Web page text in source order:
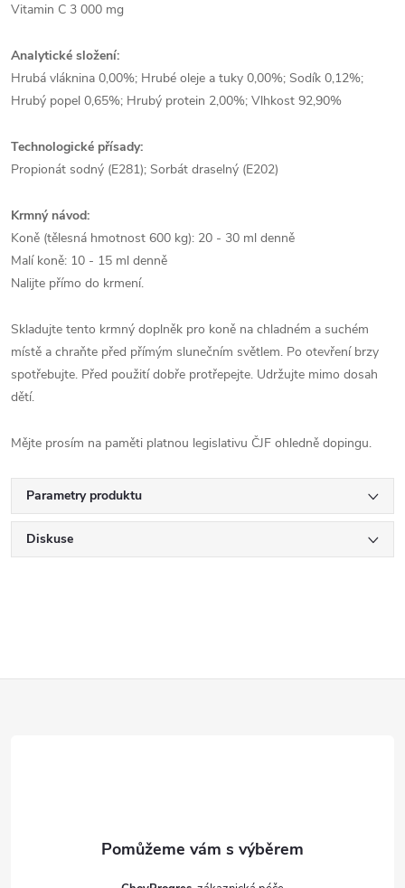
Vitamin C 3 000 mg
Analytické složení:
Hrubá vláknina 0,00%; Hrubé oleje a tuky 0,00%; Sodík 0,12%;
Hrubý popel 0,65%; Hrubý protein 2,00%; Vlhkost 92,90%
Technologické přísady:
Propionát sodný (E281); Sorbát draselný (E202)
Krmný návod:
Koně (tělesná hmotnost 600 kg): 20 - 30 ml denně
Malí koně: 10 - 15 ml denně
Nalijte přímo do krmení.
Skladujte tento krmný doplněk pro koně na chladném a suchém
místě a chraňte před přímým slunečním světlem. Po otevření brzy
spotřebujte. Před použití dobře protřepejte. Udržujte mimo dosah
dětí.
Mějte prosím na paměti platnou legislativu ČJF ohledně dopingu.
Parametry produktu
Diskuse